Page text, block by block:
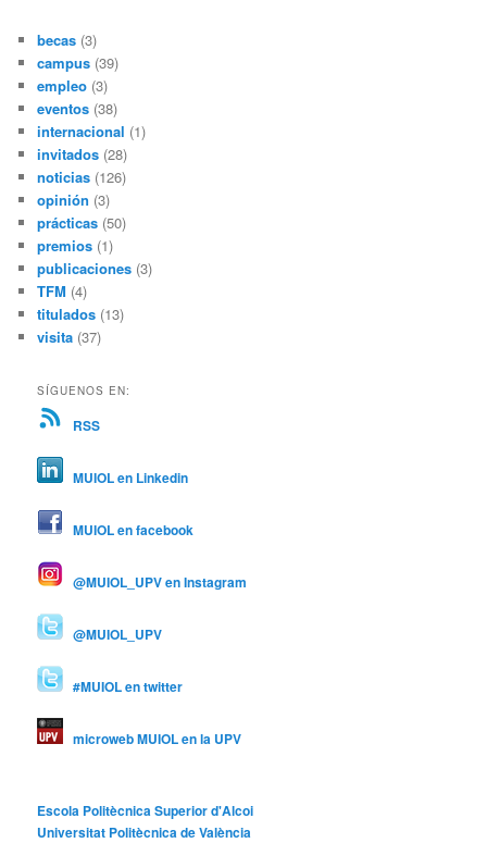
becas (3)
campus (39)
empleo (3)
eventos (38)
internacional (1)
invitados (28)
noticias (126)
opinión (3)
prácticas (50)
premios (1)
publicaciones (3)
TFM (4)
titulados (13)
visita (37)
SÍGUENOS EN:
RSS
MUIOL en Linkedin
MUIOL en facebook
@MUIOL_UPV en Instagram
@MUIOL_UPV
#MUIOL en twitter
microweb MUIOL en la UPV
Escola Politècnica Superior d'Alcoi
Universitat Politècnica de València